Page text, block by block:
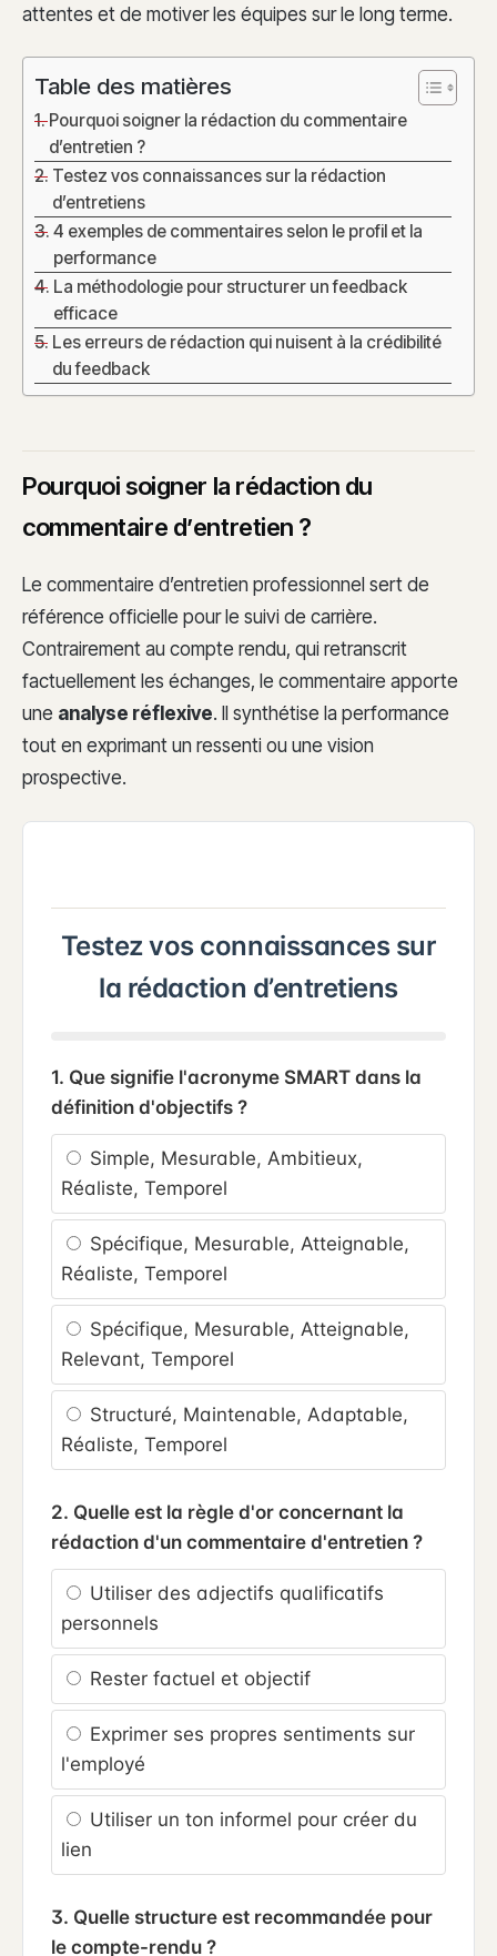
attentes et de motiver les équipes sur le long terme.
Table des matières
Pourquoi soigner la rédaction du commentaire
d’entretien ?
Testez vos connaissances sur la rédaction
d’entretiens
4 exemples de commentaires selon le profil et la
performance
La méthodologie pour structurer un feedback
efficace
Les erreurs de rédaction qui nuisent à la crédibilité
du feedback
Pourquoi soigner la rédaction du
commentaire d’entretien ?
Le commentaire d’entretien professionnel sert de
référence officielle pour le suivi de carrière.
Contrairement au compte rendu, qui retranscrit
factuellement les échanges, le commentaire apporte
une analyse réflexive. Il synthétise la performance
tout en exprimant un ressenti ou une vision
prospective.
Testez vos connaissances sur
la rédaction d’entretiens
1. Que signifie l'acronyme SMART dans la
définition d'objectifs ?
Simple, Mesurable, Ambitieux,
Réaliste, Temporel
Spécifique, Mesurable, Atteignable,
Réaliste, Temporel
Spécifique, Mesurable, Atteignable,
Relevant, Temporel
Structuré, Maintenable, Adaptable,
Réaliste, Temporel
2. Quelle est la règle d'or concernant la
rédaction d'un commentaire d'entretien ?
Utiliser des adjectifs qualificatifs
personnels
Rester factuel et objectif
Exprimer ses propres sentiments sur
l'employé
Utiliser un ton informel pour créer du
lien
3. Quelle structure est recommandée pour
le compte-rendu ?